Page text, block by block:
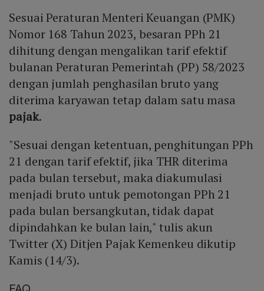
Sesuai Peraturan Menteri Keuangan (PMK)
Nomor 168 Tahun 2023, besaran PPh 21
dihitung dengan mengalikan tarif efektif
bulanan Peraturan Pemerintah (PP) 58/2023
dengan jumlah penghasilan bruto yang
diterima karyawan tetap dalam satu masa
pajak.
"Sesuai dengan ketentuan, penghitungan PPh
21 dengan tarif efektif, jika THR diterima
pada bulan tersebut, maka diakumulasi
menjadi bruto untuk pemotongan PPh 21
pada bulan bersangkutan, tidak dapat
dipindahkan ke bulan lain," tulis akun
Twitter (X) Ditjen Pajak Kemenkeu dikutip
Kamis (14/3).